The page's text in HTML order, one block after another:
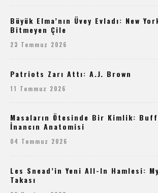
Büyük Elma’nın Üvey Evladı: New
Bitmeyen Çile
23 Temmuz 2026
Patriots Zarı Attı: A.J. Brown
11 Temmuz 2026
Masaların Ötesinde Bir Kimlik:
İnancın Anatomisi
04 Temmuz 2026
Les Snead’in Yeni All-In Hamlesi:
Takası